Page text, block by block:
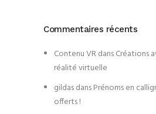
Commentaires récents
Contenu VRdansCréations
réalité virtuelle
gildasdansPrénoms en
offerts !